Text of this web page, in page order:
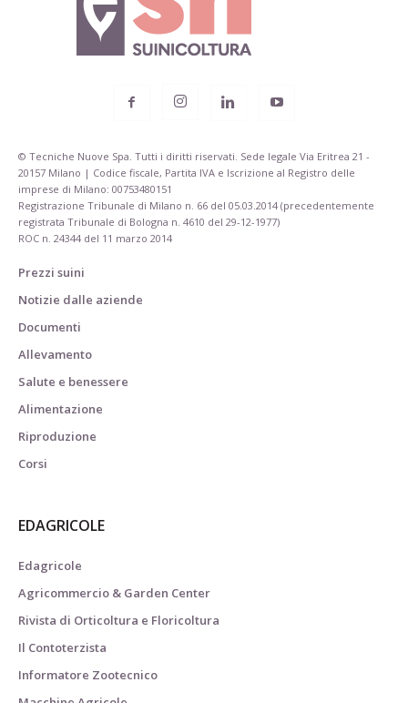
© Tecniche Nuove Spa. Tutti i diritti riservati. Sede legale Via Eritrea 21 -
20157 Milano | Codice fiscale, Partita IVA e Iscrizione al Registro delle
imprese di Milano: 00753480151
Registrazione Tribunale di Milano n. 66 del 05.03.2014 (precedentemente
registrata Tribunale di Bologna n. 4610 del 29-12-1977)
ROC n. 24344 del 11 marzo 2014
Prezzi suini
Notizie dalle aziende
Documenti
Allevamento
Salute e benessere
Alimentazione
Riproduzione
Corsi
EDAGRICOLE
Edagricole
Agricommercio & Garden Center
Rivista di Orticoltura e Floricoltura
Il Contoterzista
Informatore Zootecnico